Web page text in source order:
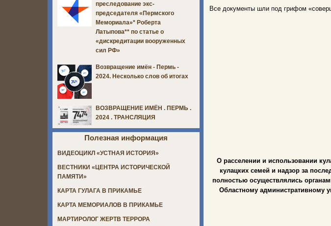
Все документы шли под грифом
О расселении и использовании
кулацких семей и надзор за
полностью осуществлялись
Областному административному
преследование экс-
председателя «Пермского
Мемориала»* Роберта
Латыпова** по статье о
«дискредитации вооруженных
сил РФ»
Возвращение имён - Пермь -
2024. Несколько слов об итогах
ВОЗВРАЩЕНИЕ ИМЁН . ПЕРМЬ .
2024 . ТРАНСЛЯЦИЯ
Полезная информация
ВИДЕОЦИКЛ «УСТНАЯ ИСТОРИЯ»
ВЕСТНИКИ «ЦЕНТРА ИСТОРИЧЕСКОЙ
ПАМЯТИ»
КАРТА ГУЛАГА В ПРИКАМЬЕ
КАРТА МЕМОРИАЛОВ В ПРИКАМЬЕ
МАРТИРОЛОГ ЖЕРТВ ТЕРРОРА